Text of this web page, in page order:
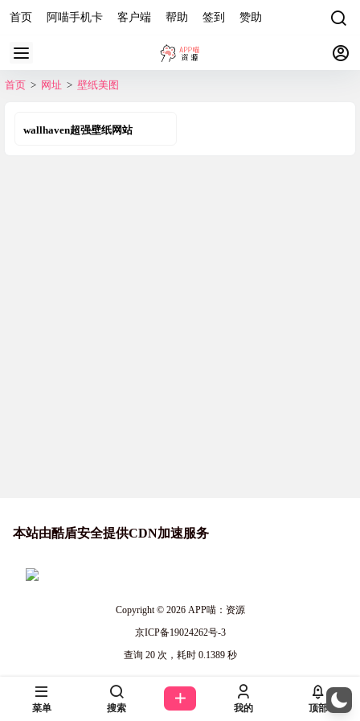
首页 阿喵手机卡 客户端 帮助 签到 赞助
首页 > 网址 > 壁纸美图
wallhaven超强壁纸网站
本站由酷盾安全提供CDN加速服务
Copyright © 2026APP喵：资源
京ICP备19024262号-3
查询 20 次，耗时 0.1389 秒
菜单 搜索 我的 顶部